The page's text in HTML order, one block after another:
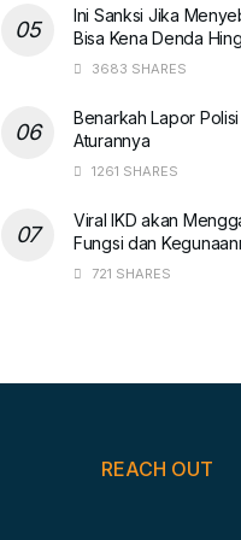
Ini Sanksi Jika
Bisa Kena Denda
3683 SHARES
Benarkah Lapor
Aturannya
1261 SHARES
Viral IKD akan
Fungsi dan
721 SHARES
REACH OUT